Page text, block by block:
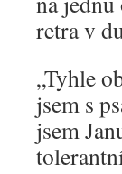
retra v
„Tyhle
jsem s
jsem